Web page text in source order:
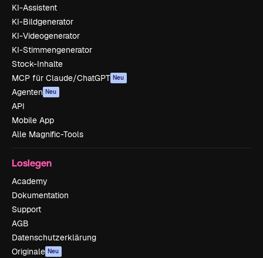
KI-Assistent
KI-Bildgenerator
KI-Videogenerator
KI-Stimmengenerator
Stock-Inhalte
MCP für Claude/ChatGPT Neu
Agenten Neu
API
Mobile App
Alle Magnific-Tools
Loslegen
Academy
Dokumentation
Support
AGB
Datenschutzerklärung
Originale Neu